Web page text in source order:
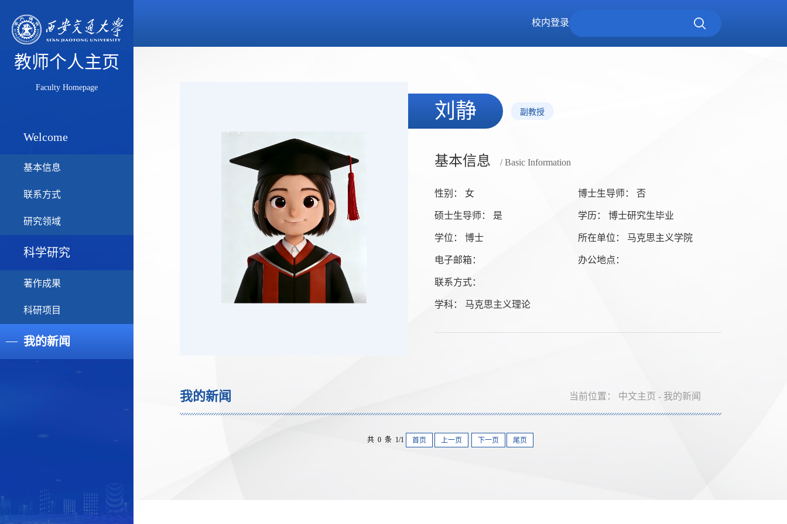
教师个人主页
Faculty Homepage
Welcome
基本信息
联系方式
研究领域
科学研究
著作成果
科研项目
我的新闻
校内登录
刘静 副教授
基本信息 / Basic Information
性别： 女 博士生导师： 否
硕士生导师： 是 学历： 博士研究生毕业
学位： 博士 所在单位： 马克思主义学院
电子邮箱： 办公地点：
联系方式：
学科： 马克思主义理论
我的新闻 当前位置： 中文主页 - 我的新闻
共 0 条 1/1 首页 上一页 下一页 尾页